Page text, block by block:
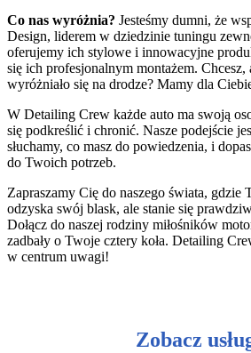
Co nas wyróżnia? Jesteśmy dumni, że
Design, liderem w dziedzinie tuningu
oferujemy ich stylowe i innowacyjne
się ich profesjonalnym montażem.
wyróżniało się na drodze? Mamy dla
W Detailing Crew każde auto ma swoją
się podkreślić i chronić. Nasze podejście
słuchamy, co masz do powiedzenia, i
do Twoich potrzeb.
Zapraszamy Cię do naszego świata, gdzie
odzyska swój blask, ale stanie się
Dołącz do naszej rodziny miłośników
zadbały o Twoje cztery koła. Detailing
w centrum uwagi!
Zobacz